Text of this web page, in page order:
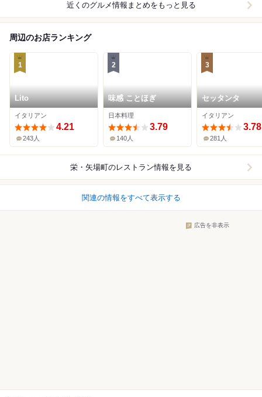
近くのグルメ情報まとめをもっと見る
周辺のお店ランキング
1
Lito
イタリアン
4.21
243人
2
味感 ことほぎ
日本料理
3.79
140人
3
セッタンタ
イタリアン
3.78
281人
栄・矢場町のレストラン情報を見る
関連の情報をすべて表示する
広告を非表示